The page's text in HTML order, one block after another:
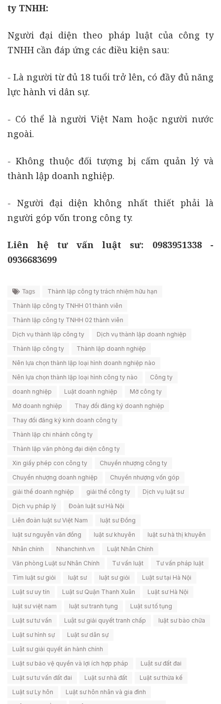
ty TNHH:
Người đại diện theo pháp luật của công ty
TNHH cần đáp ứng các điều kiện sau:
- Là người từ đủ 18 tuổi trở lên, có đầy đủ năng
lực hành vi dân sự.
- Có thể là người Việt Nam hoặc người nước
ngoài.
- Không thuộc đối tượng bị cấm quản lý và
thành lập doanh nghiệp.
- Người đại diện không nhất thiết phải là
người góp vốn trong công ty.
Liên hệ tư vấn luật sư: 0983951338 -
0936683699
Tags
Thành lập công ty trách nhiệm hữu hạn
Thành lập công ty TNHH 01 thành viên
Thành lập công ty TNHH 02 thành viên
Dịch vụ thành lập công ty
Dịch vụ thành lập doanh nghiệp
Thành lập công ty
Thành lập doanh nghiệp
Nên lựa chọn thành lập loại hình doanh nghiệp nào
Nên lựa chọn thành lập loại hình công ty nào
Công ty
doanh nghiệp
Luật doanh nghiệp
Mở công ty
Mở doanh nghiệp
Thay đổi đăng ký doanh nghiệp
Thay đổi đăng ký kinh doanh công ty
Thành lập chi nhánh công ty
Thành lập văn phòng đại diện công ty
Xin giấy phép con công ty
Chuyển nhượng công ty
Chuyển nhượng doanh nghiệp
Chuyển nhượng vốn góp
giải thể doanh nghiệp
giải thể công ty
Dịch vụ luật sư
Dịch vụ pháp lý
Đoàn luật sư Hà Nội
Liên đoàn luật sư Việt Nam
luật sư Đồng
luật sư nguyễn văn đồng
luật sư khuyên
luật sư hà thị khuyên
Nhân chính
Nhanchinh.vn
Luật Nhân Chính
Văn phòng Luật sư Nhân Chính
Tư vấn luật
Tư vấn pháp luật
Tìm luật sư giỏi
luật sư luật sư giỏi
Luật sư tại Hà Nội
Luật sư uy tín
Luật sư Quận Thanh Xuân
Luật sư Hà Nội
luật sư việt nam
luật sư tranh tụng
Luật sư tố tụng
Luật sư tư vấn
Luật sư giải quyết tranh chấp
luật sư bào chữa
Luật sư hình sự
Luật sư dân sự
Luật sư giải quyết án hành chính
Luật sư bảo vệ quyền và lợi ích hợp pháp
Luật sư đất đai
Luật sư tư vấn đất đai
Luật sư nhà đất
Luật sư thừa kế
Luật sư Ly hôn
Luật sư hôn nhân và gia đình